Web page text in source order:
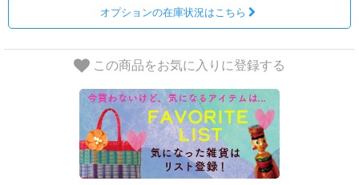
オプションの在庫状況はこちら
この商品をお気に入りに登録する